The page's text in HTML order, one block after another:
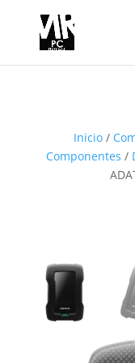
Inicio /
Componentes /